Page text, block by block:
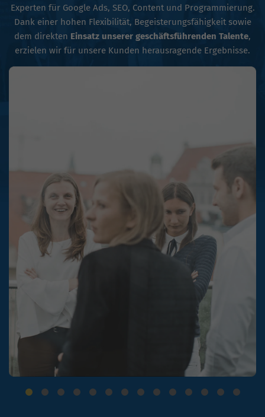
Experten für Google Ads, SEO, Content und Programmierung.
Dank einer hohen Flexibilität, Begeisterungsfähigkeit sowie
dem direkten Einsatz unserer geschäftsführenden Talente,
erzielen wir für unsere Kunden herausragende Ergebnisse.